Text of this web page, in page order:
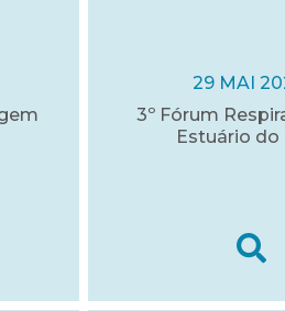
29 MAI
3º Fórum
Estuário do